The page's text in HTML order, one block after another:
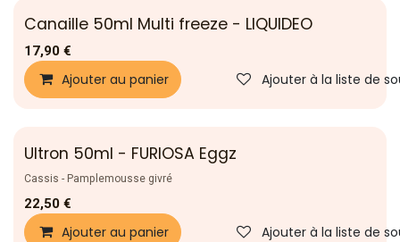
Canaille 50ml Multi freeze - LIQUIDEO
17,90 €
Ajouter au panier Ajouter à la liste de
Ultron 50ml - FURIOSA Eggz
Cassis - Pamplemousse givré
22,50 €
Ajouter au panier Ajouter à la liste de